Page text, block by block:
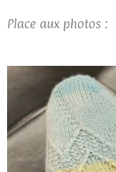
Place aux photos :